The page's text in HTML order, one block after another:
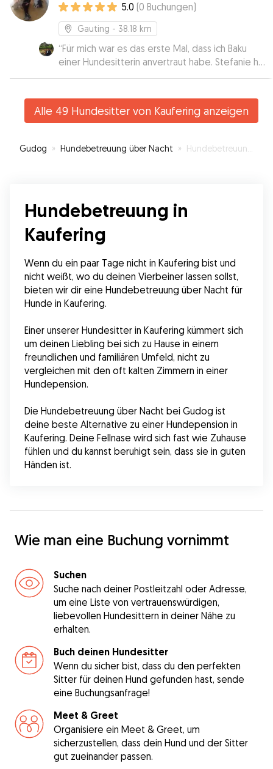
5.0 (0 Buchungen)
Gauting - 38.18 km
“Für mich war es das erste Mal, dass ich Baku
einer Hundesitterin anvertraut habe. Stefanie hat
es wirklich ganz toll gemacht. Sie hat schon sehr
und sogar ein Video geschickt. So konnte ich
sehen, dass es Baku wirklich gut geht und dass er
wieder buchen.
Alle 49 Hundesitter von Kaufering anzeigen
Gudog » Hundebetreuung über Nacht » Hundebetreuung in Kaufering
Hundebetreuung in
Kaufering
Wenn du ein paar Tage nicht in Kaufering bist und
nicht weißt, wo du deinen Vierbeiner lassen sollst,
bieten wir dir eine Hundebetreuung über Nacht für
Hunde in Kaufering.
Einer unserer Hundesitter in Kaufering kümmert sich
um deinen Liebling bei sich zu Hause in einem
freundlichen und familiären Umfeld, nicht zu
vergleichen mit den oft kalten Zimmern in einer
Hundepension.
Die Hundebetreuung über Nacht bei Gudog ist
deine beste Alternative zu einer Hundepension in
Kaufering. Deine Fellnase wird sich fast wie Zuhause
fühlen und du kannst beruhigt sein, dass sie in guten
Händen ist.
Wie man eine Buchung vornimmt
Suchen
Suche nach deiner Postleitzahl oder Adresse,
um eine Liste von vertrauenswürdigen,
liebevollen Hundesittern in deiner Nähe zu
erhalten.
Buch deinen Hundesitter
Wenn du sicher bist, dass du den perfekten
Sitter für deinen Hund gefunden hast, sende
eine Buchungsanfrage!
Meet & Greet
Organisiere ein Meet & Greet, um
sicherzustellen, dass dein Hund und der Sitter
gut zueinander passen.